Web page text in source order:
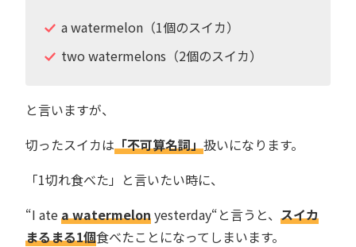
a watermelon（1個のスイカ）
two watermelons（2個のスイカ）
と言いますが、
切ったスイカは「不可算名詞」扱いになります。
「1切れ食べた」と言いたい時に、
“I atea watermelonyesterday“と言うと、 スイカ
まるまる1個食べたことになってしまいます。